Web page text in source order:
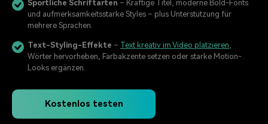
Sportliche Schriftarten – Kräftige Titel, moderne Bold-Fonts
und aufmerksamkeitsstarke Styles – plus Unterstützung für
mehrere Sprachen.
Text-Styling-Effekte – Text kreativ im Video platzieren
Wörter hervorheben, Farbakzente setzen oder starke Motion-
Looks ergänzen.
Kostenlos testen